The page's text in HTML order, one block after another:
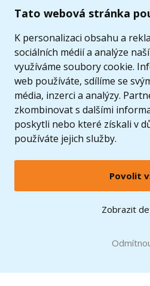
Tato webová stránka
K personalizaci obsahu a
sociálních médií a analýze
využíváme soubory cookie.
web používáte, sdílíme se
média, inzerci a analýzy.
zkombinovat s dalšími
poskytli nebo které získali v
používáte jejich služby.
Povolit
Zobrazit
© 2005 - 2026
LEGO, logo LEGO a minifigurka jsou
2024 The LEGO
Zobrazit verzi
při